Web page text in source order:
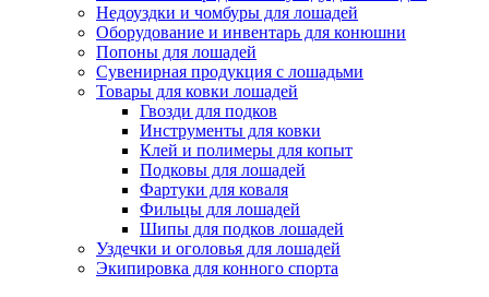
Недоуздки и чомбуры для лошадей
Оборудование и инвентарь для конюшни
Попоны для лошадей
Сувенирная продукция с лошадьми
Товары для ковки лошадей
Гвозди для подков
Инструменты для ковки
Клей и полимеры для копыт
Подковы для лошадей
Фартуки для коваля
Фильцы для лошадей
Шипы для подков лошадей
Уздечки и оголовья для лошадей
Экипировка для конного спорта